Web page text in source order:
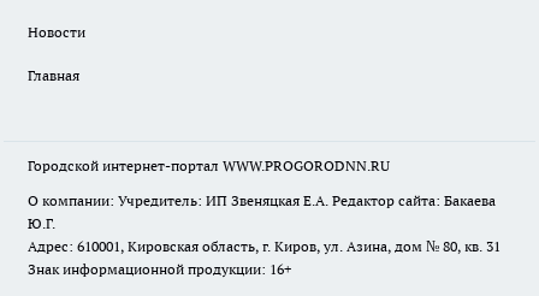
Новости
Главная
Городской интернет-портал WWW.PROGORODNN.RU
О компании: Учредитель: ИП Звеняцкая Е.А. Редактор сайта: Бакаева
Ю.Г.
Адрес: 610001, Кировская область, г. Киров, ул. Азина, дом № 80, кв. 31
Знак информационной продукции: 16+